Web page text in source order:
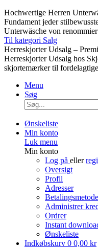
Hochwertige Herren
Fundament jeder
Unterwäsche von
Til kategori Salg
Herreskjorter Udsalg –
Herreskjorter Udsalg hos
skjortemærker til
Menu
Søg
Ønskeliste
Min konto
Luk menu
Min konto
Log på eller
Oversigt
Profil
Adresser
Administrer
Ordrer
Instant
Ønskeliste
Indkøbskurv 0 0,00 kr